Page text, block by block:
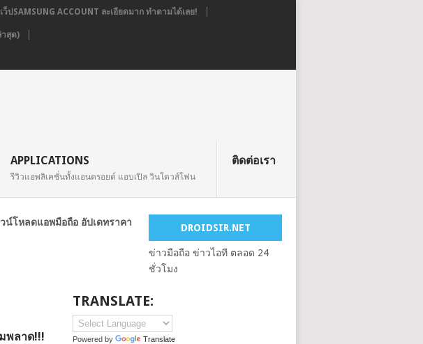
ปSAMSUNG ACCOUNT ละเอียดมาก ทำตามได้เลย!
าสุด)
APPLICATIONS
รีวิวแอพลิเคชั่นทั้งแอนดรอยด์ แอบเปิล วินโดวส์โฟน
ติดต่อเรา
โหลดแอพมือถือ อัปเดทราคา
DROIDSIR.NET
ข่าวมือถือ ข่าวไอที ตลอด 24
ชั่วโมง
พลาด!!!
TRANSLATE:
Powered by Translate